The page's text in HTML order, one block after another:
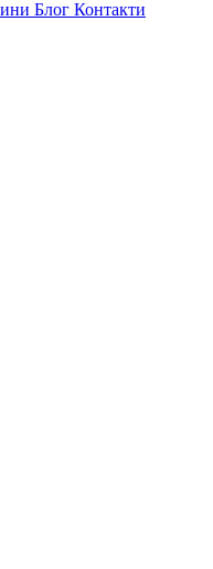
Блог Контакти